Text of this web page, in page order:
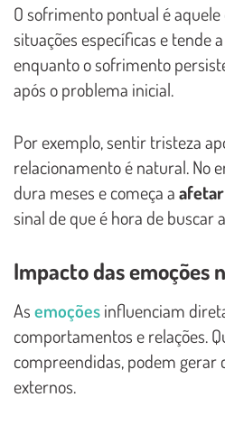
O sofrimento pontual é
situações específicas e tende
enquanto o sofrimento
após o problema inicial.
Por exemplo, sentir tristeza
relacionamento é natural. No
dura meses e começa a
sinal de que é hora de buscar
Impacto das emoções
Asemoçõesinfluenciam
comportamentos e relações.
compreendidas, podem gerar
externos.